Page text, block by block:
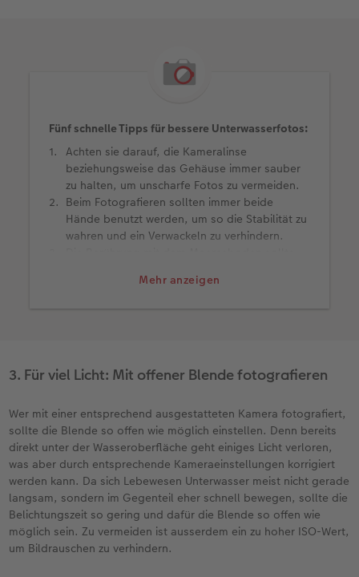
Mehr anzeigen
Fünf schnelle Tipps für bessere Unterwasserfotos:
Achten sie darauf, die Kameralinse
beziehungsweise das Gehäuse immer sauber
zu halten, um unscharfe Fotos zu vermeiden.
Beim Fotografieren sollten immer beide
Hände benutzt werden, um so die Stabilität zu
wahren und ein Verwackeln zu verhindern.
beziehungsweise Sand zu vermeiden.
Haltbarkeit zu verlängern.
3. Für viel Licht: Mit offener Blende fotografieren
Wer mit einer entsprechend ausgestatteten Kamera fotografiert,
sollte die Blende so offen wie möglich einstellen. Denn bereits
direkt unter der Wasseroberfläche geht einiges Licht verloren,
was aber durch entsprechende Kameraeinstellungen korrigiert
werden kann. Da sich Lebewesen Unterwasser meist nicht gerade
langsam, sondern im Gegenteil eher schnell bewegen, sollte die
Belichtungszeit so gering und dafür die Blende so offen wie
möglich sein. Zu vermeiden ist ausserdem ein zu hoher ISO-Wert,
um Bildrauschen zu verhindern.